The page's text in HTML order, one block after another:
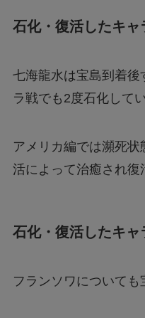
石化・復活したキ
七海龍水は宝島到着
ラ戦でも2度石化してい
アメリカ編では瀕死
活によって治癒され復
石化・復活したキャ
フランソワについても